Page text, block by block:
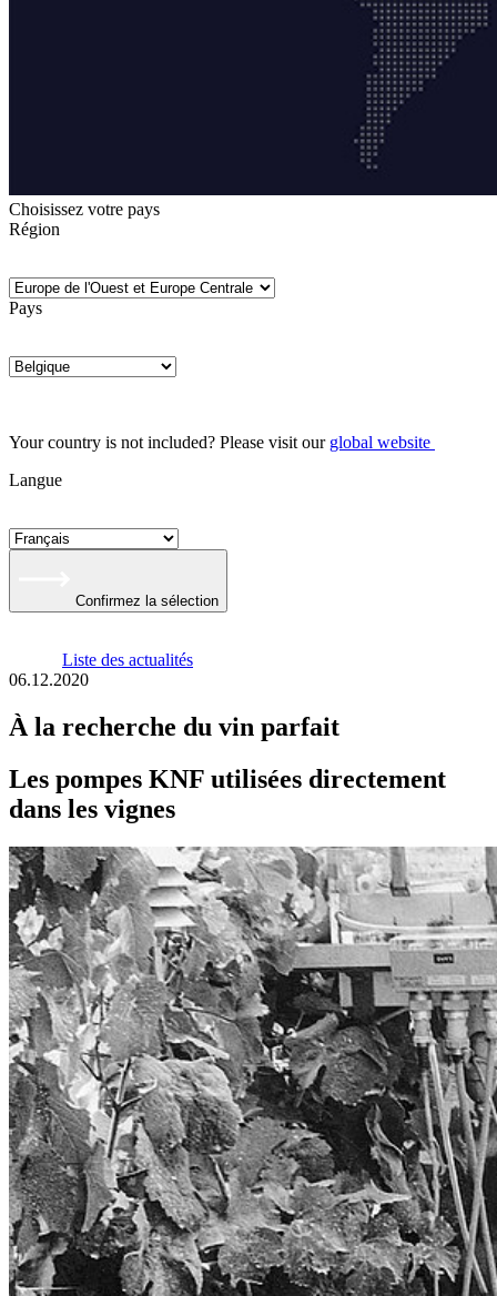
Choisissez votre pays
Région
Pays
Your country is not included? Please visit our global website
Langue
Confirmez la sélection
Liste des actualités
06.12.2020
À la recherche du vin parfait
Les pompes KNF utilisées directement
dans les vignes